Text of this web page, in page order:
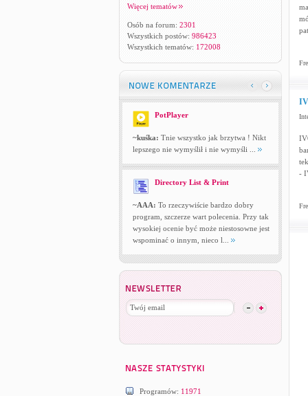
Więcej tematów
Osób na forum: 2301
Wszystkich postów: 986423
Wszystkich tematów: 172008
PotPlayer
~kuśka: Tnie wszystko jak brzytwa ! Nikt
lepszego nie wymyślił i nie wymyśli ...
Directory List & Print
~AAA: To rzeczywiście bardzo dobry
program, szczerze wart polecenia. Przy tak
wysokiej ocenie być może niestosowne jest
wspominać o innym, nieco l...
Programów: 11971
-